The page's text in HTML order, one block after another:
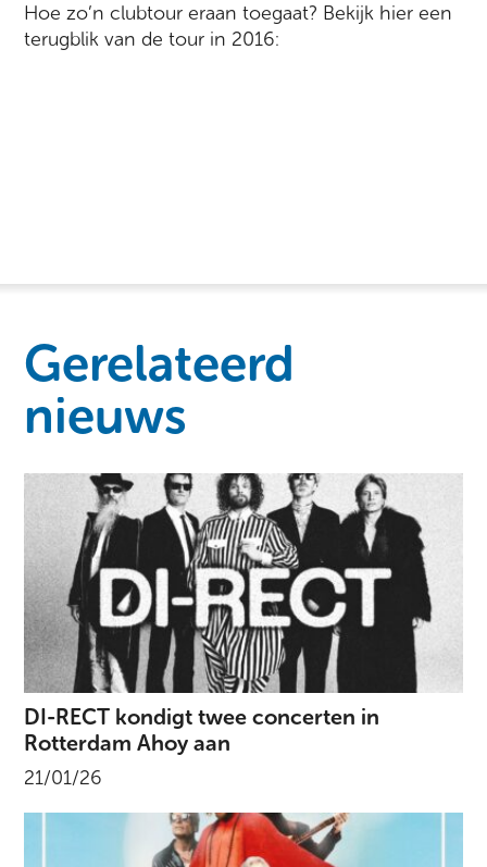
Hoe zo’n clubtour eraan toegaat? Bekijk hier een
terugblik van de tour in 2016:
Gerelateerd
nieuws
DI-RECT kondigt twee concerten in
Rotterdam Ahoy aan
21/01/26